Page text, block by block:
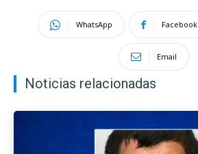
WhatsApp Facebook
Email
Noticias relacionadas